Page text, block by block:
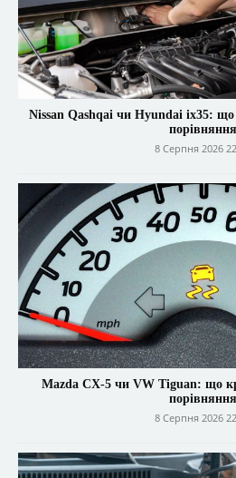
Nissan Qashqai чи Hyundai ix35:
порівняння
8 Серпня 2026
Mazda CX-5 чи VW Tiguan: що
порівняння
8 Серпня 2026